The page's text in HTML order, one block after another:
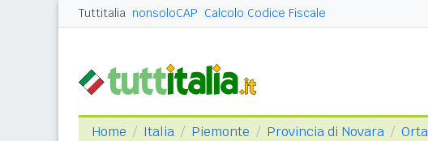
Tuttitalia nonsoloCAP Calcolo Codice Fiscale
Home Italia Piemonte Provincia di Novara